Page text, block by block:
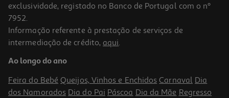
Compasso Rotring Universal
9.99 €/un
9,99 €
exclusividade, registado no Banco de Portugal com o nº
7952.
Informação referente à prestação de serviços de
intermediação de crédito, aqui.
Ao longo do ano
Feira do Bebé Queijos, Vinhos e Enchidos Carnaval Dia
dos Namorados Dia do Pai Páscoa Dia da Mãe Regresso